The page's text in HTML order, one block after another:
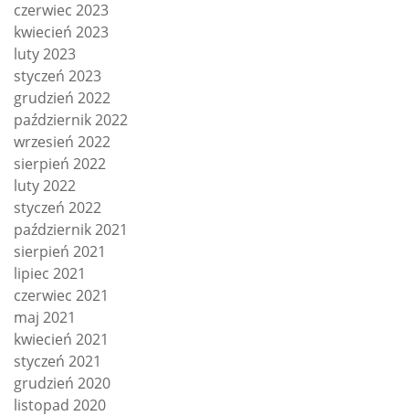
czerwiec 2023
kwiecień 2023
luty 2023
styczeń 2023
grudzień 2022
październik 2022
wrzesień 2022
sierpień 2022
luty 2022
styczeń 2022
październik 2021
sierpień 2021
lipiec 2021
czerwiec 2021
maj 2021
kwiecień 2021
styczeń 2021
grudzień 2020
listopad 2020